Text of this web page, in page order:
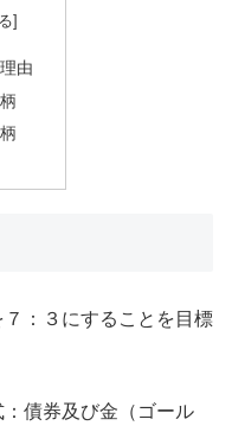
由
：３にすることを目標
債券及び金（ゴール